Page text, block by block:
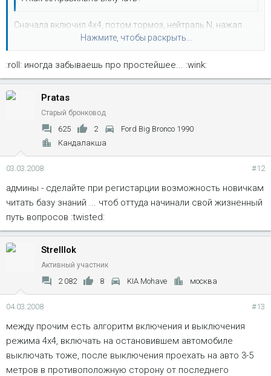
Нажмите, чтобы раскрыть...
Сначала включил 4х4, потом тормоз, нейтраль N, нажал
LOW RANGE, должен загорется индикатор LOW рядом с 4х4.
Нажмите, чтобы раскрыть...
:roll: иногда забываешь про простейшее... :wink:
Pratas
Старый бронковод
625 2
Ford Big Bronco 1990
Кандалакша
03.03.2008 #12
админы - сделайте при регистарции возможность новичкам
читать базу знаний ... чтоб оттуда начинали свой жизненный
путь вопросов :twisted:
Strelllok
Активный участник
2 082 8 KIA Mohave москва
04.03.2008 #13
между прочим есть алгоритм включения и выключения
режима 4х4, включать на остановившем автомобиле
выключать тоже, после выключения проехать на авто 3-5
метров в противоположную сторону от последнего